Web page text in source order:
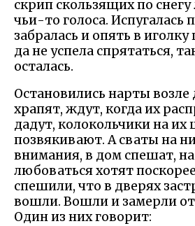
скрип скользящих по
чьи-то голоса. Испугалась
забралась и опять в иголку
да не успела спрятаться,
осталась.
Остановились нарты
храпят, ждут, когда их
дадут, колокольчики на их
позвякивают. А сваты на
внимания, в дом спешат,
любоваться хотят
спешили, что в дверях
вошли. Вошли и замерли
Один из них говорит: